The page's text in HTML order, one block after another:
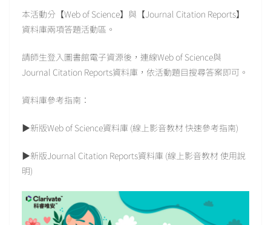
本活動分【Web of Science】與【Journal Citation Reports】
資料庫兩項答題活動區。
請師生登入圖書館電子資源後，連線Web of Science與
Journal Citation Reports資料庫，依活動題目搜尋答案即可。
資料庫參考指南：
▶新版Web of Science資料庫 (線上影音教材 快速參考指南)
▶新版Journal Citation Reports資料庫 (線上影音教材 使用說
明)